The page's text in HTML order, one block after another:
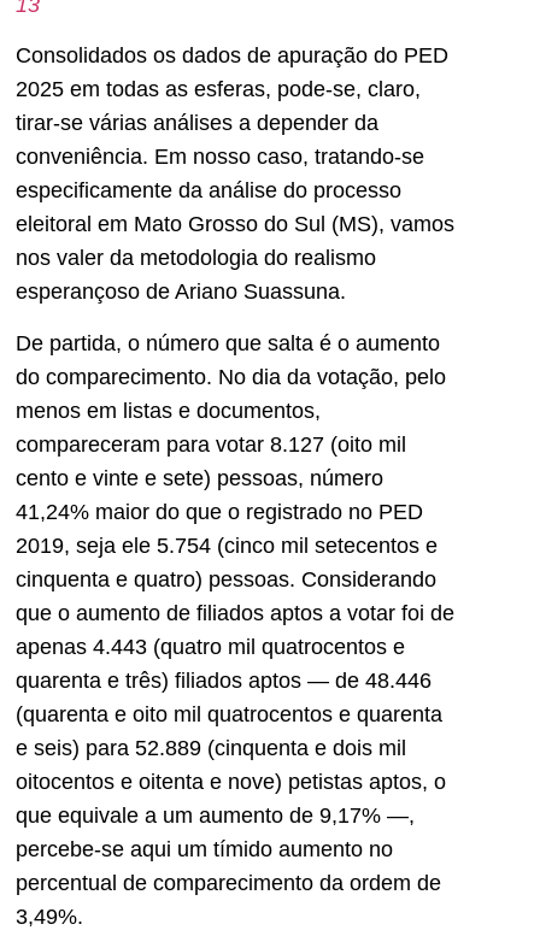
13
Consolidados os dados de apuração do PED
2025 em todas as esferas, pode-se, claro,
tirar-se várias análises a depender da
conveniência. Em nosso caso, tratando-se
especificamente da análise do processo
eleitoral em Mato Grosso do Sul (MS), vamos
nos valer da metodologia do realismo
esperançoso de Ariano Suassuna.
De partida, o número que salta é o aumento
do comparecimento. No dia da votação, pelo
menos em listas e documentos,
compareceram para votar 8.127 (oito mil
cento e vinte e sete) pessoas, número
41,24% maior do que o registrado no PED
2019, seja ele 5.754 (cinco mil setecentos e
cinquenta e quatro) pessoas. Considerando
que o aumento de filiados aptos a votar foi de
apenas 4.443 (quatro mil quatrocentos e
quarenta e três) filiados aptos — de 48.446
(quarenta e oito mil quatrocentos e quarenta
e seis) para 52.889 (cinquenta e dois mil
oitocentos e oitenta e nove) petistas aptos, o
que equivale a um aumento de 9,17% —,
percebe-se aqui um tímido aumento no
percentual de comparecimento da ordem de
3,49%.